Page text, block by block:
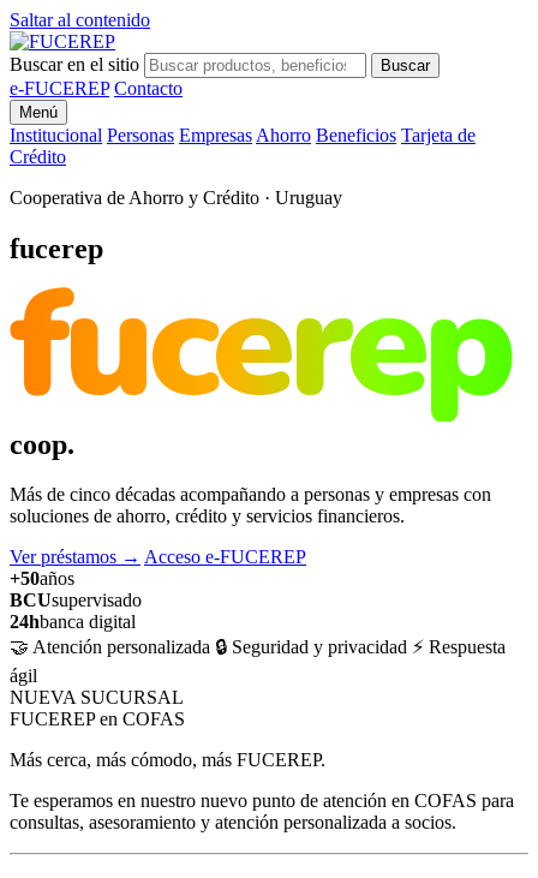
Saltar al contenido
Buscar en el sitio Buscar
e-FUCEREP Contacto
Menú
Institucional Personas Empresas Ahorro Beneficios Tarjeta de
Crédito
Cooperativa de Ahorro y Crédito · Uruguay
fucerep
fucerep
coop.
Más de cinco décadas acompañando a personas y empresas con
soluciones de ahorro, crédito y servicios financieros.
Ver préstamos → Acceso e-FUCEREP
+50años
BCUsupervisado
24hbanca digital
🤝 Atención personalizada 🔒 Seguridad y privacidad ⚡ Respuesta
ágil
NUEVA SUCURSAL
FUCEREP en COFAS
Más cerca, más cómodo, más FUCEREP.
Te esperamos en nuestro nuevo punto de atención en COFAS para
consultas, asesoramiento y atención personalizada a socios.